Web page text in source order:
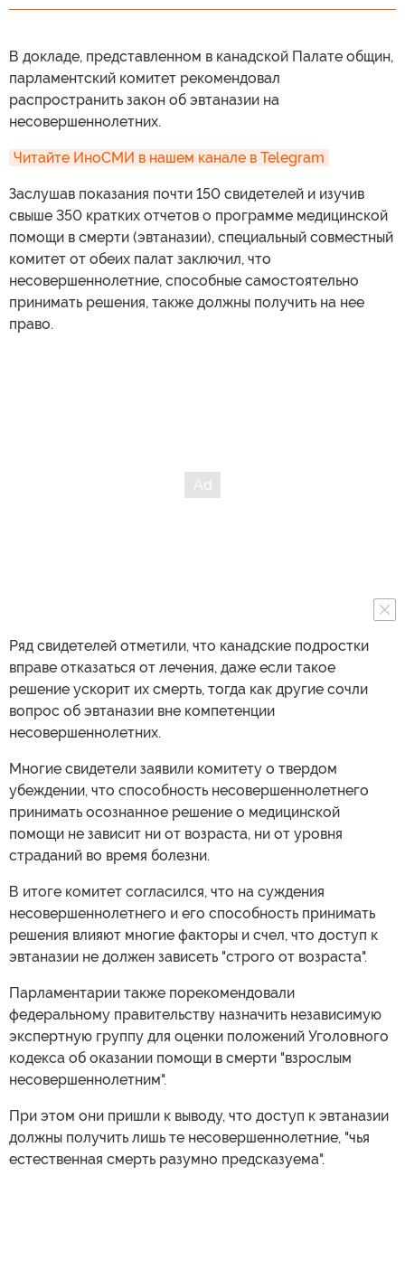
В докладе, представленном в канадской Палате общин,
парламентский комитет рекомендовал
распространить закон об эвтаназии на
несовершеннолетних.
Читайте ИноСМИ в нашем канале в Telegram
Заслушав показания почти 150 свидетелей и изучив
свыше 350 кратких отчетов о программе медицинской
помощи в смерти (эвтаназии), специальный совместный
комитет от обеих палат заключил, что
несовершеннолетние, способные самостоятельно
принимать решения, также должны получить на нее
право.
Ряд свидетелей отметили, что канадские подростки
вправе отказаться от лечения, даже если такое
решение ускорит их смерть, тогда как другие сочли
вопрос об эвтаназии вне компетенции
несовершеннолетних.
Многие свидетели заявили комитету о твердом
убеждении, что способность несовершеннолетнего
принимать осознанное решение о медицинской
помощи не зависит ни от возраста, ни от уровня
страданий во время болезни.
В итоге комитет согласился, что на суждения
несовершеннолетнего и его способность принимать
решения влияют многие факторы и счел, что доступ к
эвтаназии не должен зависеть "строго от возраста".
Парламентарии также порекомендовали
федеральному правительству назначить независимую
экспертную группу для оценки положений Уголовного
кодекса об оказании помощи в смерти "взрослым
несовершеннолетним".
При этом они пришли к выводу, что доступ к эвтаназии
должны получить лишь те несовершеннолетние, "чья
естественная смерть разумно предсказуема".